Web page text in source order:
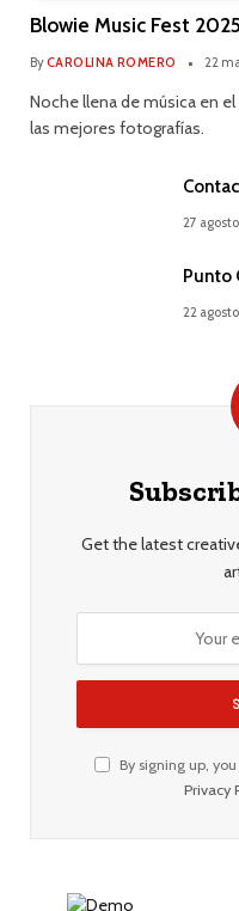
Blowie Music Fest
ByCAROLINA ROMERO 22
Noche llena de música en
las mejores fotografías.
27
Punto
22
Get the latest
By signing up,
Privacy